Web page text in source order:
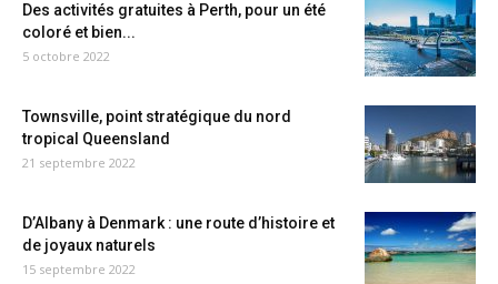
Des activités gratuites à Perth, pour un été
coloré et bien...
5 octobre 2022
Townsville, point stratégique du nord
tropical Queensland
21 septembre 2022
D’Albany à Denmark : une route d’histoire et
de joyaux naturels
15 septembre 2022